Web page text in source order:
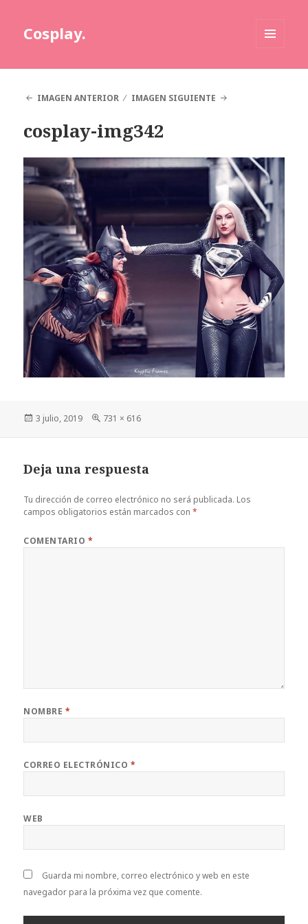
Cosplay.
IMAGEN ANTERIOR
IMAGEN SIGUIENTE
cosplay-img342
Publicado
3 julio, 2019
Tamaño
731 × 616
Deja una respuesta
Tu dirección de correo electrónico no será publicada. Los
campos obligatorios están marcados con*
COMENTARIO *
NOMBRE *
CORREO ELECTRÓNICO *
WEB
Guarda mi nombre, correo electrónico y web en este
navegador para la próxima vez que comente.